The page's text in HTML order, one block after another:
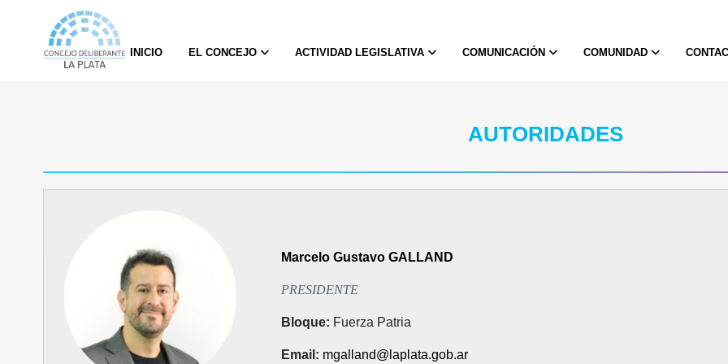
INICIO EL CONCEJO ACTIVIDAD LEGISLATIVA COMUNICACIÓN COMUNIDAD
AUTORIDADES
Marcelo Gustavo GALLAND
PRESIDENTE
Bloque: Fuerza Patria
Email : mgalland@laplata.gob.ar